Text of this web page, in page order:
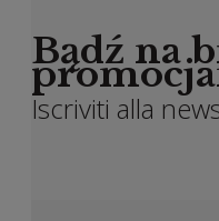
Bądź na
Iscriviti alla